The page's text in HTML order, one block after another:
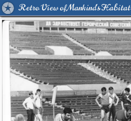
Retro View of Mankind's Habitat